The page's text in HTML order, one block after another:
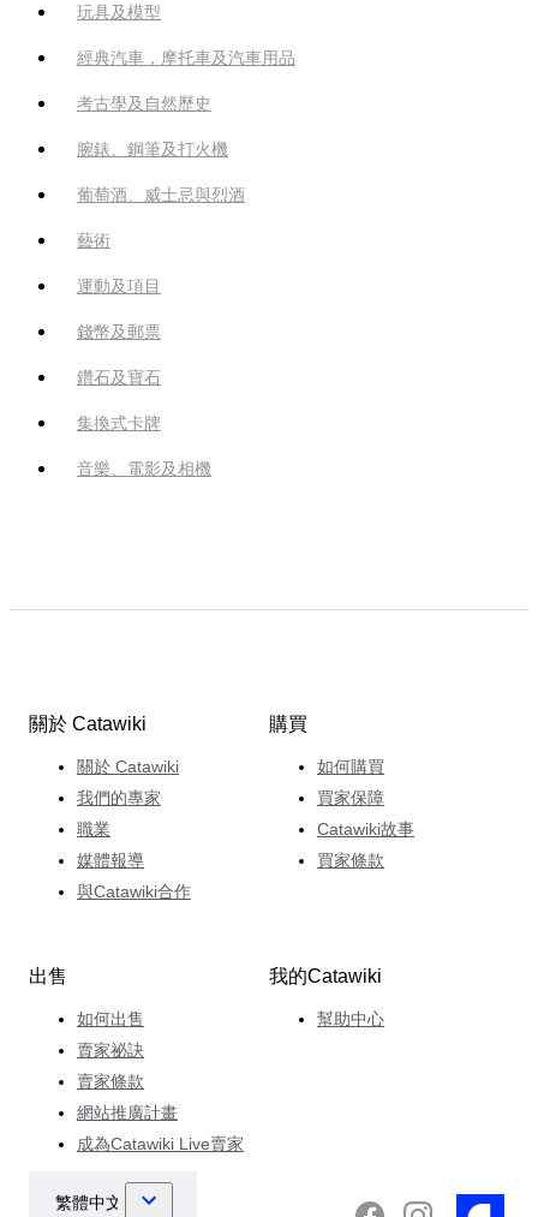
玩具及模型
經典汽車，摩托車及汽車用品
考古學及自然歷史
腕錶、鋼筆及打火機
葡萄酒、威士忌與烈酒
藝術
運動及項目
錢幣及郵票
鑽石及寶石
集換式卡牌
音樂、電影及相機
關於 Catawiki
關於 Catawiki
我們的專家
職業
媒體報導
與Catawiki合作
購買
如何購買
買家保障
Catawiki故事
買家條款
出售
如何出售
賣家祕訣
賣家條款
網站推廣計畫
成為Catawiki Live賣家
我的Catawiki
幫助中心